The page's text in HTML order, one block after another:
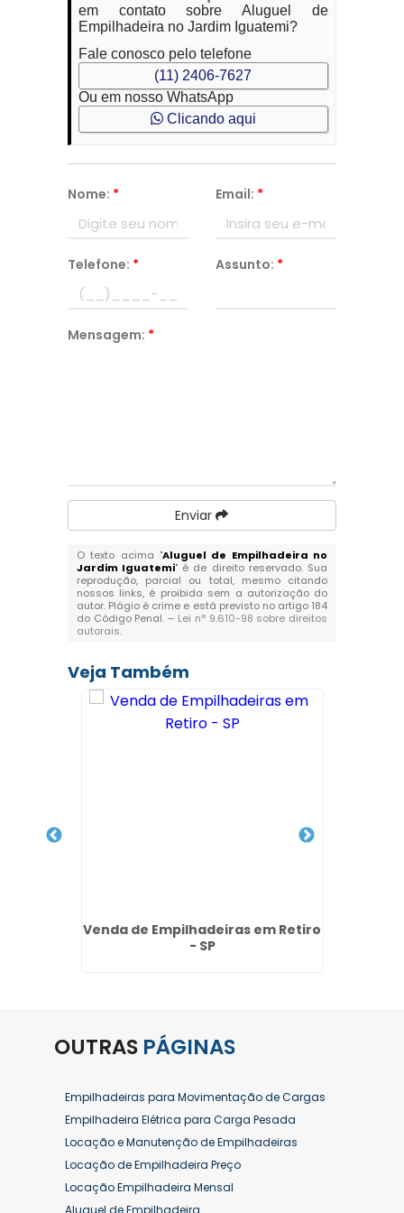
em contato sobre Aluguel de
Empilhadeira no Jardim Iguatemi?
Fale conosco pelo telefone
(11) 2406-7627
Ou em nosso WhatsApp
Clicando aqui
Nome: * Email: *
Telefone: * Assunto: *
Mensagem: *
Enviar
O texto acima "Aluguel de Empilhadeira no
Jardim Iguatemi" é de direito reservado. Sua
reprodução, parcial ou total, mesmo citando
nossos links, é proibida sem a autorização do
autor. Plágio é crime e está previsto no artigo 184
do Código Penal. – Lei n° 9.610-98 sobre direitos
autorais.
Veja Também
Venda de Empilhadeiras em Retiro
- SP
OUTRAS PÁGINAS
Empilhadeiras para Movimentação de Cargas
Empilhadeira Elétrica para Carga Pesada
Locação e Manutenção de Empilhadeiras
Locação de Empilhadeira Preço
Locação Empilhadeira Mensal
Aluguel de Empilhadeira